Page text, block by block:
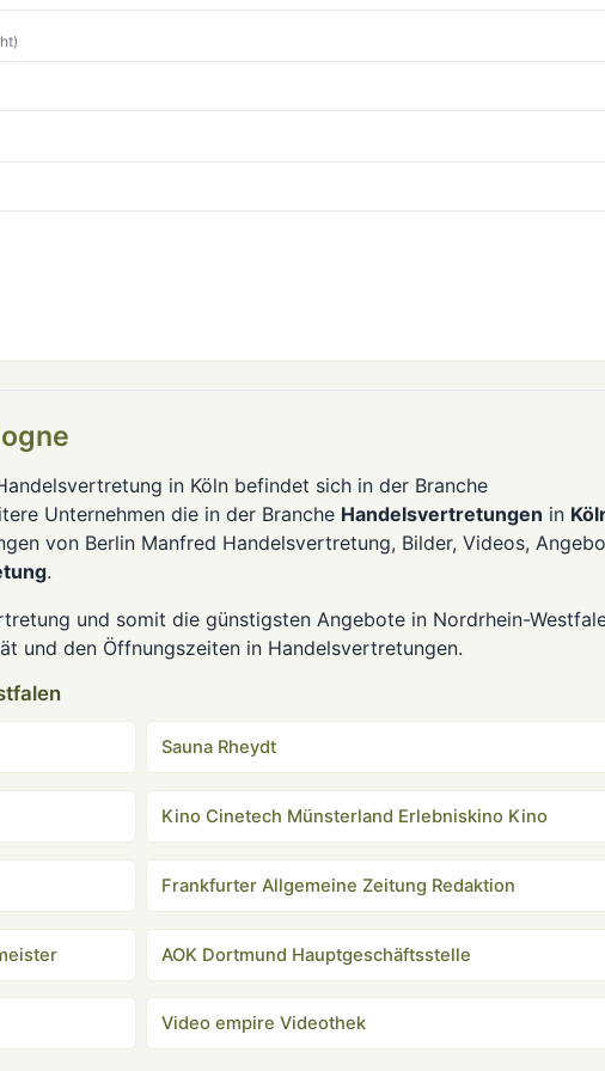
in Köln befindet sich in der Branche
Unternehmen die in der Branche Handelsvertretungen in
von Berlin Manfred Handelsvertretung, Bilder, Videos,
.
und somit die günstigsten Angebote in Nordrhein-
und den Öffnungszeiten in Handelsvertretungen.
Sauna Rheydt
Kino Cinetech Münsterland Erlebniskino Kino
Frankfurter Allgemeine Zeitung Redaktion
AOK Dortmund Hauptgeschäftsstelle
Video empire Videothek